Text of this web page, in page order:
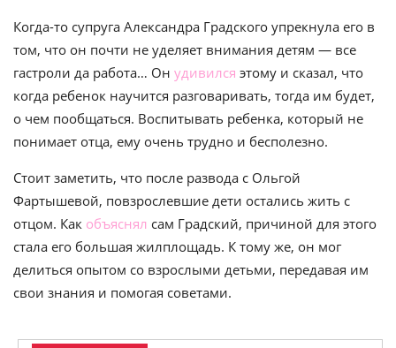
Когда-то супруга Александра Градского упрекнула его в
том, что он почти не уделяет внимания детям — все
гастроли да работа… Он удивился этому и сказал, что
когда ребенок научится разговаривать, тогда им будет,
о чем пообщаться. Воспитывать ребенка, который не
понимает отца, ему очень трудно и бесполезно.
Стоит заметить, что после развода с Ольгой
Фартышевой, повзрослевшие дети остались жить с
отцом. Как объяснял сам Градский, причиной для этого
стала его большая жилплощадь. К тому же, он мог
делиться опытом со взрослыми детьми, передавая им
свои знания и помогая советами.